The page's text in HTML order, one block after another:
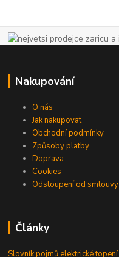
Nakupování
O nás
Jak nakupovat
Obchodní podmínky
Způsoby platby
Doprava
Cookies
Odstoupení od smlouvy
Články
Slovník pojmů elektrické topení